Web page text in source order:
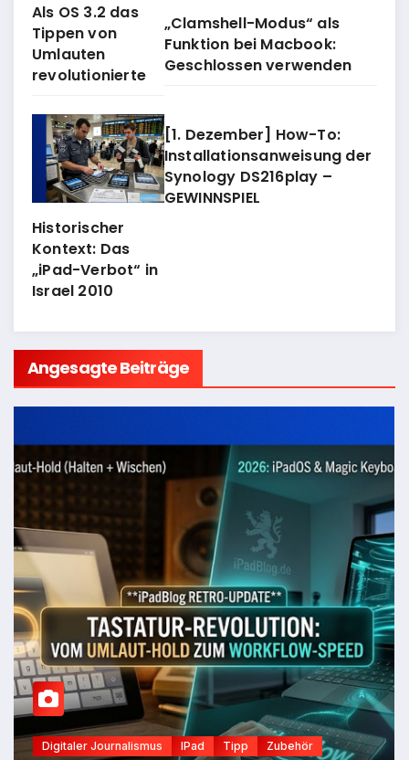
Als OS 3.2 das
Tippen von
Umlauten
revolutionierte
Historischer
Kontext: Das
„iPad-Verbot“ in
Israel 2010
„Clamshell-Modus“ als
Funktion bei Macbook:
Geschlossen verwenden
[1. Dezember] How-To:
Installationsanweisung der
Synology DS216play –
GEWINNSPIEL
Angesagte Beiträge
Digitaler Journalismus IPad Tipp Zubehör